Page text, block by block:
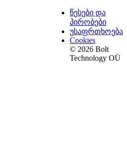
წესები და
პირობები
უსაფრთხოება
Cookies
© 2026 Bolt
Technology OÜ